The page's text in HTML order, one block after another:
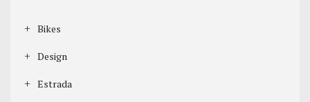
Bikes
Design
Estrada